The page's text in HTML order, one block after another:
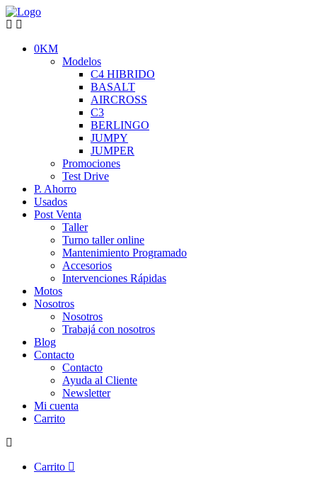
0KM
Modelos
C4 HIBRIDO
BASALT
AIRCROSS
C3
BERLINGO
JUMPY
JUMPER
Promociones
Test Drive
P. Ahorro
Usados
Post Venta
Taller
Turno taller online
Mantenimiento Programado
Accesorios
Intervenciones Rápidas
Motos
Nosotros
Nosotros
Trabajá con nosotros
Blog
Contacto
Contacto
Ayuda al Cliente
Newsletter
Mi cuenta
Carrito
Carrito